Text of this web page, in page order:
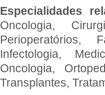
Especialidades
Oncologia,
Perioperatórios,
Infectologia,
Oncologia,
Transplantes,